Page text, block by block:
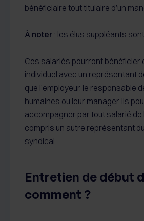
bénéficiaire tout titulaire d’un
À noter : les élus suppléants
Ces salariés pourront bénéficier
individuel avec un représentant
que l’employeur, le responsable
humaines ou leur manager. Ils
accompagner par tout salarié de
compris un autre représentant
syndical.
Entretien de début
comment ?